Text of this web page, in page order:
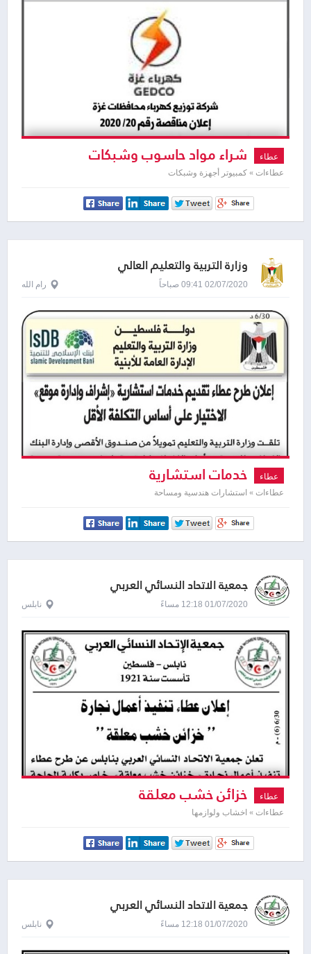
عطاء شراء مواد حاسوب وشبكات
عطاءات » كمبيوتر أجهزة وشبكات
وزارة التربية والتعليم العالي
02/07/2020 09:41 صباحاً رام الله
عطاء خدمات استشارية
عطاءات » استشارات هندسية ومساحة
جمعية الاتحاد النسائي العربي
01/07/2020 12:18 مساءً نابلس
عطاء خزائن خشب معلقة
عطاءات » اخشاب ولوازمها
جمعية الاتحاد النسائي العربي
01/07/2020 12:18 مساءً نابلس